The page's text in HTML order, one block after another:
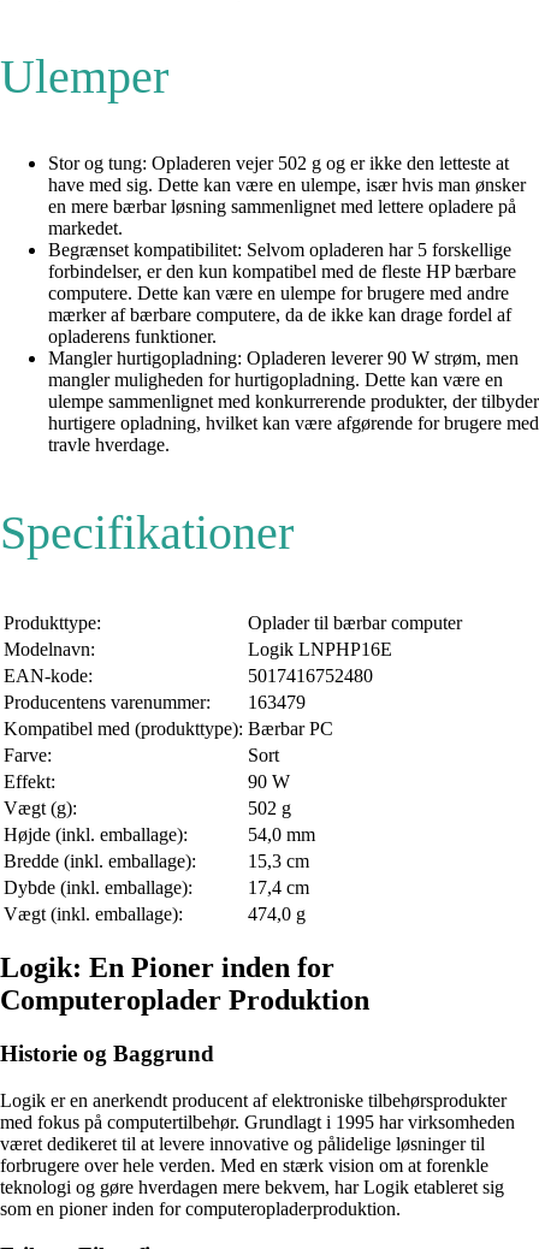
Ulemper
Stor og tung: Opladeren vejer 502 g og er ikke den letteste at
have med sig. Dette kan være en ulempe, især hvis man ønsker
en mere bærbar løsning sammenlignet med lettere opladere på
markedet.
Begrænset kompatibilitet: Selvom opladeren har 5 forskellige
forbindelser, er den kun kompatibel med de fleste HP bærbare
computere. Dette kan være en ulempe for brugere med andre
mærker af bærbare computere, da de ikke kan drage fordel af
opladerens funktioner.
Mangler hurtigopladning: Opladeren leverer 90 W strøm, men
mangler muligheden for hurtigopladning. Dette kan være en
ulempe sammenlignet med konkurrerende produkter, der tilbyder
hurtigere opladning, hvilket kan være afgørende for brugere med
travle hverdage.
Specifikationer
Produkttype:
Oplader til bærbar computer
Modelnavn:
Logik LNPHP16E
EAN-kode:
5017416752480
Producentens varenummer:
163479
Kompatibel med (produkttype): Bærbar PC
Farve:
Sort
Effekt:
90 W
Vægt (g):
502 g
Højde (inkl. emballage):
54,0 mm
Bredde (inkl. emballage):
15,3 cm
Dybde (inkl. emballage):
17,4 cm
Vægt (inkl. emballage):
474,0 g
Logik: En Pioner inden for
Computeroplader Produktion
Historie og Baggrund
Logik er en anerkendt producent af elektroniske tilbehørsprodukter
med fokus på computertilbehør. Grundlagt i 1995 har virksomheden
været dedikeret til at levere innovative og pålidelige løsninger til
forbrugere over hele verden. Med en stærk vision om at forenkle
teknologi og gøre hverdagen mere bekvem, har Logik etableret sig
som en pioner inden for computeropladerproduktion.